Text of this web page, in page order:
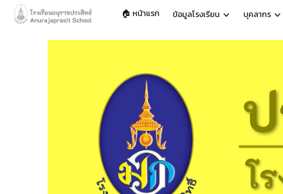
Skip to main content
🏠 หน้าแรก ข้อมูลโรงเรียน บุคลากร